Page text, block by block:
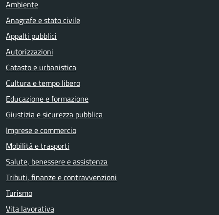
Ambiente
Anagrafe e stato civile
Appalti pubblici
Autorizzazioni
Catasto e urbanistica
Cultura e tempo libero
Educazione e formazione
Giustizia e sicurezza pubblica
Imprese e commercio
Mobilità e trasporti
Salute, benessere e assistenza
Tributi, finanze e contravvenzioni
Turismo
Vita lavorativa